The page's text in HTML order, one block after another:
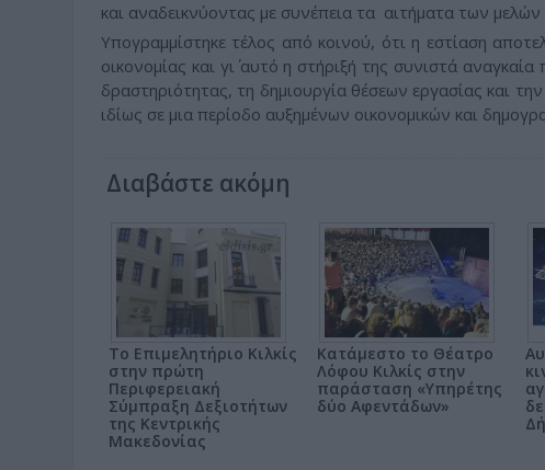
και αναδεικνύοντας με συνέπεια τα αιτήματα των μελών
Υπογραμμίστηκε τέλος από κοινού, ότι η εστίαση
οικονομίας και γι΄ αυτό η στήριξή της συνιστά
δραστηριότητας, τη δημιουργία θέσεων εργασίας και
ιδίως σε μια περίοδο αυξημένων οικονομικών και
Διαβάστε ακόμη
Το Επιμελητήριο Κιλκίς
στην πρώτη
Περιφερειακή
Σύμπραξη Δεξιοτήτων
της Κεντρικής
Μακεδονίας
Κατάμεστο το Θέατρο
Λόφου Κιλκίς στην
παράσταση «Υπηρέτης
δύο Αφεντάδων»